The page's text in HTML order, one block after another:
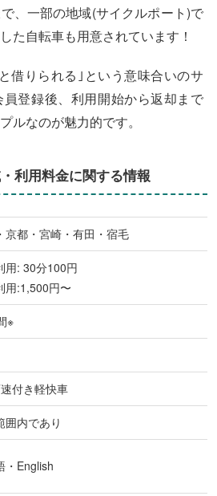
、一部の地域(サイクルポート)で
た自転車も用意されています！
借りられる｣という意味合いのサ
登録後、利用開始から返却まで
ルなのが魅力的です。
利用料金に関する情報
京都・宮崎・有田・宿毛
用: 30分100円
用:1,500円〜
※
付き軽快車
囲内であり
・English